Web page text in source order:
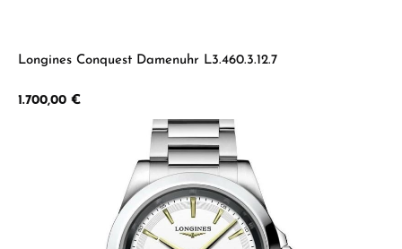
Longines Conquest Damenuhr L3.460.3.12.7
Regulärer Preis:
1.700,00 €